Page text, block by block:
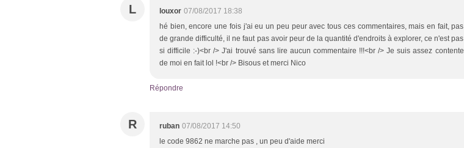
L louxor 07/08/2017 18:38
hé bien, encore une fois j'ai eu un peu peur avec tous ces commentaires, mais en fait, pas
de grande difficulté, il ne faut pas avoir peur de la quantité d'endroits à explorer, ce n'est pas
si difficile :-)<br /> J'ai trouvé sans lire aucun commentaire !!!<br /> Je suis assez contente
de moi en fait lol !<br /> Bisous et merci Nico
Répondre
R ruban 07/08/2017 14:50
le code 9862 ne marche pas , un peu d'aide merci